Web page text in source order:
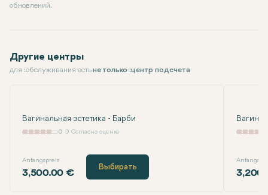
обновлений.
Другие центры
для :обслуживания естьне только :центр подсчета
Вагинальная эстетика - Барби
0 0 Согласно оценке
Anfangspreis
3,500.00 €
Выбирать